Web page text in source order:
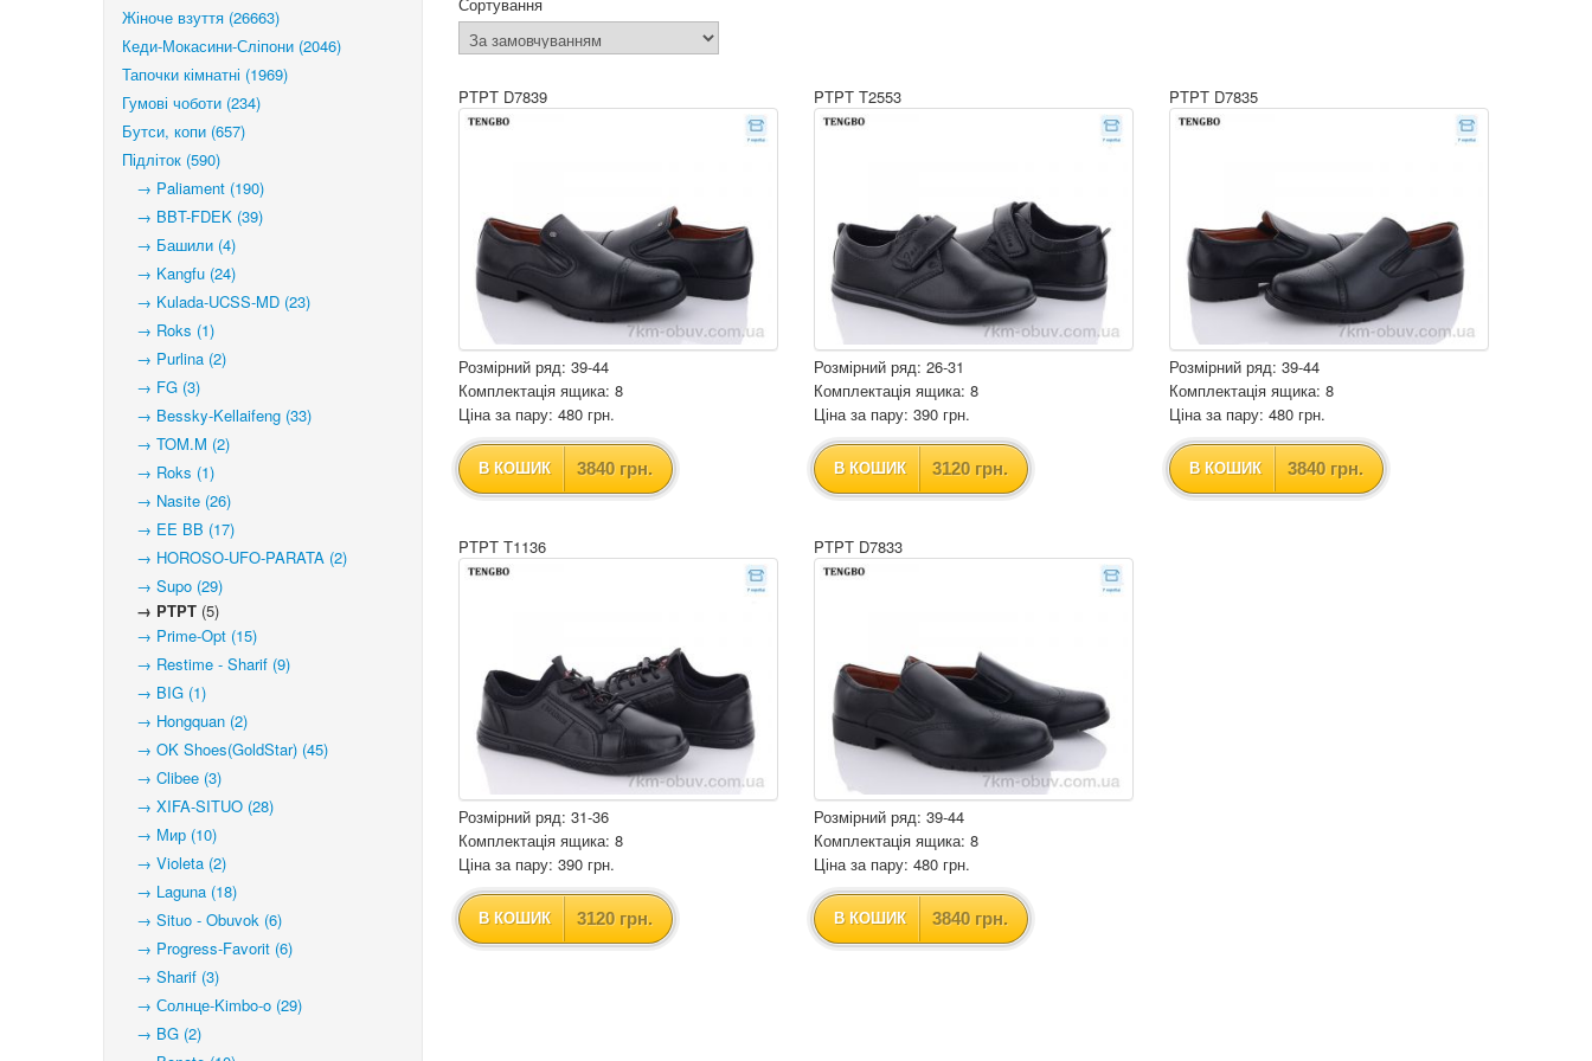
Жіноче взуття (26663)
Кеди-Мокасини-Сліпони (2046)
Тапочки кімнатні (1969)
Гумові чоботи (234)
Бутси, копи (657)
Підліток (590)
→ Paliament (190)
→ BBT-FDEK (39)
→ Башили (4)
→ Kangfu (24)
→ Kulada-UCSS-MD (23)
→ Roks (1)
→ Purlina (2)
→ FG (3)
→ Bessky-Kellaifeng (33)
→ TOM.M (2)
→ Roks (1)
→ Nasite (26)
→ EE BB (17)
→ HOROSO-UFO-PARATA (2)
→ Supo (29)
→ PTPT (5)
→ Prime-Opt (15)
→ Restime - Sharif (9)
→ BIG (1)
→ Hongquan (2)
→ OK Shoes(GoldStar) (45)
→ Clibee (3)
→ XIFA-SITUO (28)
→ Мир (10)
→ Violeta (2)
→ Laguna (18)
→ Situo - Obuvok (6)
→ Progress-Favorit (6)
→ Sharif (3)
→ Солнце-Kimbo-o (29)
→ BG (2)
PTPT D7839
Розмірний ряд: 39-44
Комплектація ящика: 8
Ціна за пару: 480 грн.
В КОШИК 3840 грн.
PTPT T2553
Розмірний ряд: 26-31
Комплектація ящика: 8
Ціна за пару: 390 грн.
В КОШИК 3120 грн.
PTPT D7835
Розмірний ряд: 39-44
Комплектація ящика: 8
Ціна за пару: 480 грн.
В КОШИК 3840 грн.
PTPT T1136
Розмірний ряд: 31-36
Комплектація ящика: 8
Ціна за пару: 390 грн.
В КОШИК 3120 грн.
PTPT D7833
Розмірний ряд: 39-44
Комплектація ящика: 8
Ціна за пару: 480 грн.
В КОШИК 3840 грн.